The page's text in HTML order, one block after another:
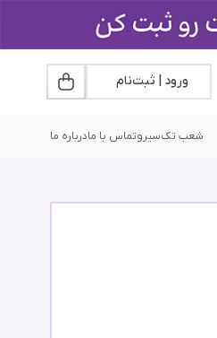
ورود | ثبت‌نام
شعب تک‌سیروتماس با مادرباره ما